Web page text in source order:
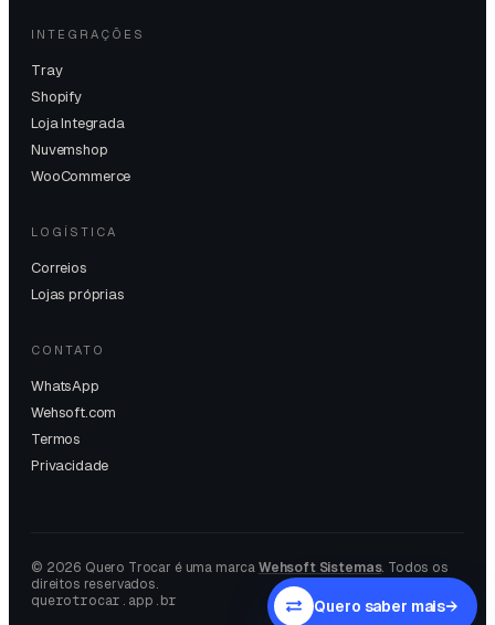
INTEGRAÇÕES
Tray
Shopify
Loja Integrada
Nuvemshop
WooCommerce
LOGÍSTICA
Correios
Lojas próprias
CONTATO
WhatsApp
Wehsoft.com
Termos
Privacidade
© 2026 Quero Trocar é uma marca Wehsoft Sistemas. Todos os
direitos reservados.
querotrocar.app.br
Quero saber mais→